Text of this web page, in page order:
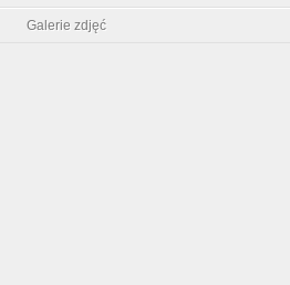
Galerie zdjęć